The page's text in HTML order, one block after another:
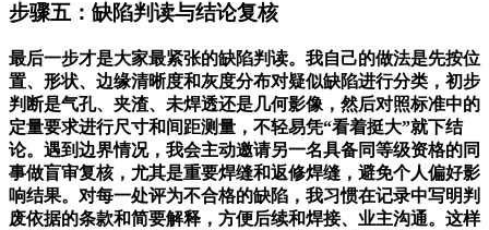
步骤五：缺陷判读与结论复核
最后一步才是大家最紧张的缺陷判读。我自己的做法是先按位
置、形状、边缘清晰度和灰度分布对疑似缺陷进行分类，初步
判断是气孔、夹渣、未焊透还是几何影像，然后对照标准中的
定量要求进行尺寸和间距测量，不轻易凭“看着挺大”就下结
论。遇到边界情况，我会主动邀请另一名具备同等级资格的同
事做盲审复核，尤其是重要焊缝和返修焊缝，避免个人偏好影
响结果。对每一处评为不合格的缺陷，我习惯在记录中写明判
废依据的条款和简要解释，方便后续和焊接、业主沟通。这样